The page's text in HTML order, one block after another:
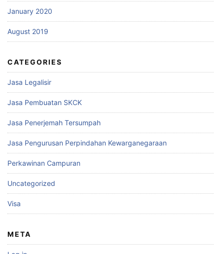
January 2020
August 2019
CATEGORIES
Jasa Legalisir
Jasa Pembuatan SKCK
Jasa Penerjemah Tersumpah
Jasa Pengurusan Perpindahan Kewarganegaraan
Perkawinan Campuran
Uncategorized
Visa
META